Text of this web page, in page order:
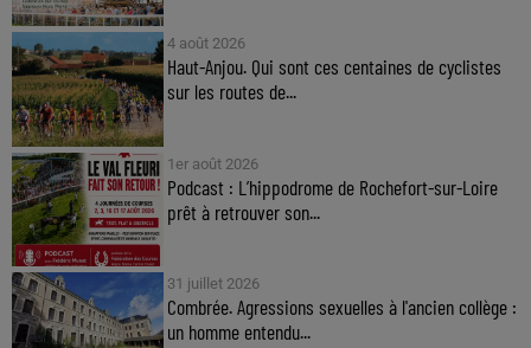
4 août 2026
Haut-Anjou. Qui sont ces centaines de cyclistes
sur les routes de...
1er août 2026
Podcast : L’hippodrome de Rochefort-sur-Loire
prêt à retrouver son...
31 juillet 2026
Combrée. Agressions sexuelles à l'ancien collège :
un homme entendu...